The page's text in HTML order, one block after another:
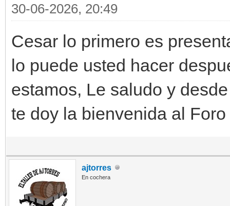
30-06-2026, 20:49
Cesar lo primero es
lo puede usted hacer
estamos, Le saludo y
te doy la bienvenida al
ajtorres
En cochera